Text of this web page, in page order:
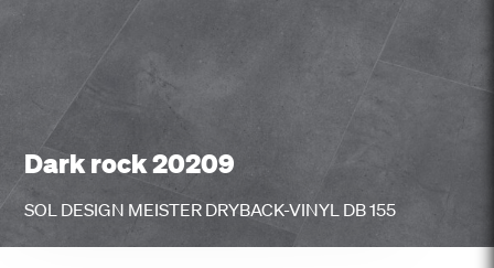
Dark rock 20209
SOL DESIGN MEISTER DRYBACK-VINYL DB 155